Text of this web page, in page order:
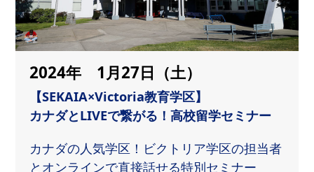
2024年 1月27日 （土）
【SEKAIA×Victoria教育学区】
カナダとLIVEで繋がる！高校留学セミナー
カナダの人気学区！ビクトリア学区の担当者
とオンラインで直接話せる特別セミナー